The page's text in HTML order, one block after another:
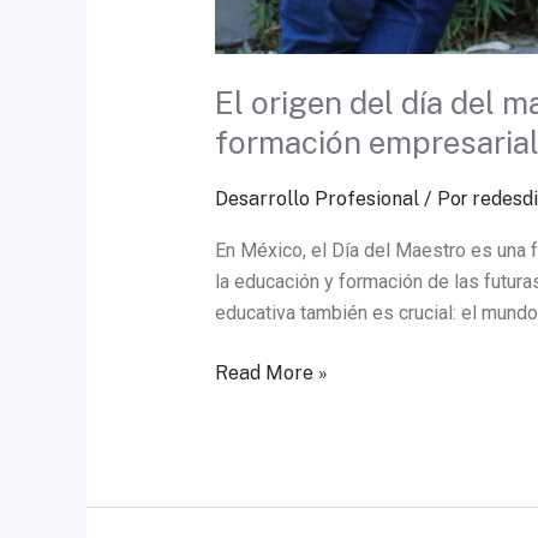
El origen del día del
formación empresarial
Desarrollo Profesional/ Por
En México, el Día del Maestro es
la educación y formación de las
educativa también es crucial: el
Read More »